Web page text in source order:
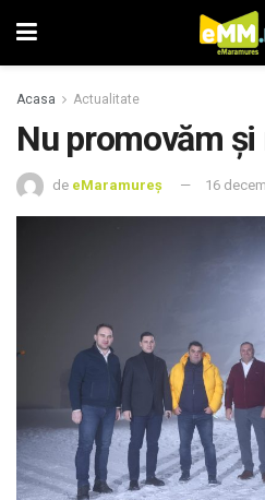
Acasa Actualitate
Nu promovăm și
de eMaramureș 16